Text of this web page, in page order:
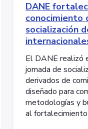
DANE
conocimiento
socialización
El DANE realizó
jornada de
derivados de
diseñado para
metodologías y
al